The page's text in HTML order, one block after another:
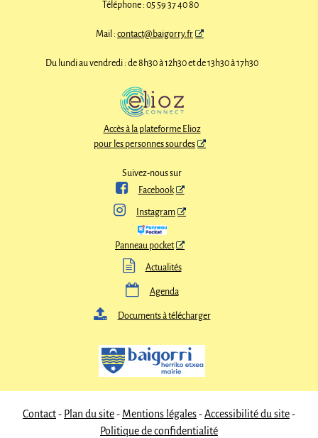
Téléphone : 05 59 37 40 80
Mail :contact@baigorry.fr
Du lundi au vendredi : de 8h30 à 12h30 et de 13h30 à 17h30
Accès à la plateforme Elioz
pour les personnes sourdes
Suivez-nous sur
 Facebook
 Instagram
Panneau pocket
 Actualités
 Agenda
 Documents à télécharger
Contact Plan du site Mentions légales
Accessibilité du site
Politique de confidentialité